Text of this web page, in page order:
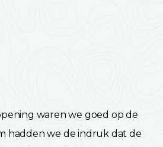
waren we goed op de
hadden we de indruk dat de